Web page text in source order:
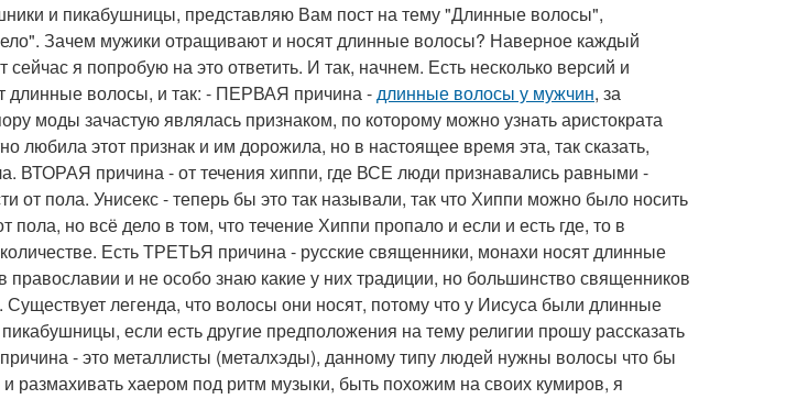
и пикабушницы, представляю Вам пост на тему "Длинные волосы",
Зачем мужики отращивают и носят длинные волосы? Наверное каждый
я попробую на это ответить. И так, начнем. Есть несколько версий и
длинные волосы, и так: - ПЕРВАЯ причина -длинные волосы у мужчин, за
моды зачастую являлась признаком, по которому можно узнать аристократа
любила этот признак и им дорожила, но в настоящее время эта, так сказать,
ВТОРАЯ причина - от течения хиппи, где ВСЕ люди признавались равными -
от пола. Унисекс - теперь бы это так называли, так что Хиппи можно было носить
но всё дело в том, что течение Хиппи пропало и если и есть где, то в
Есть ТРЕТЬЯ причина - русские священники, монахи носят длинные
православии и не особо знаю какие у них традиции, но большинство священников
легенда, что волосы они носят, потому что у Иисуса были длинные
если есть другие предположения на тему религии прошу рассказать
- это металлисты (металхэды), данному типу людей нужны волосы что бы
размахивать хаером под ритм музыки, быть похожим на своих кумиров, я